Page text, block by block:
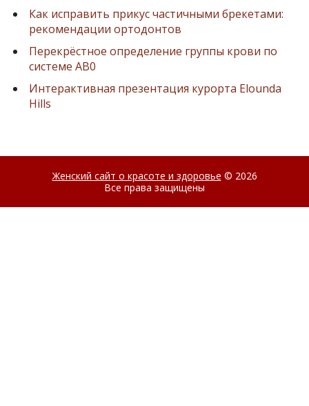
Как исправить прикус частичными брекетами:
рекомендации ортодонтов
Перекрёстное определение группы крови по
системе AB0
Интерактивная презентация курорта Elounda
Hills
Женский сайт о красоте и здоровье © 2026
Все права защищены